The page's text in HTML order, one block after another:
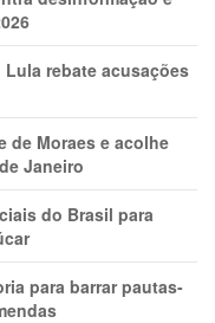
rebate acusações
de Moraes e acolhe
Janeiro
do Brasil para
para barrar pautas-